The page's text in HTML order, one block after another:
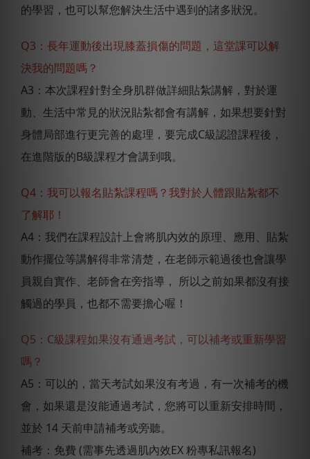
的學習，也可以幫您解決生活中遇到的諸多狀況。
Q3：長年運動後出現膝蓋損傷的問題，這堂課可以解
決我的問題嗎？
A3：本次課程針對全身肌群做詳細貼紮講解，對於運
動、生活中常見的狀況貼紮都會有講解，如果想要針對
身體局部進行更完善的處理，要完成C級認證課程後，
在進階版的B級課程才會講到哦。
Q4：我可以報名貼紮課程嗎？我對於人體跟貼紮都不
了解耶！
A4：我們在課程設計上會將肌內效的原理、應用、貼紮
動作擺位等講解得非常清楚，在老師示範過後也會讓學
員親自實作、老師會在旁指導， 所以之前如果都沒有接
觸過的學員，也都不需要擔心喔！
Q5：C級課程如果沒有通過考試，可以補考或重新學習
嗎？
A5：可以的，當天考試如果沒有考過，有一次補考的機
會，如果還是沒能通過考試，您將可以重新安排時間，
並於 14 天前申請補考或旁聽。
補考：免費 (需事先透過肌內效EX 粉專私訊報名)